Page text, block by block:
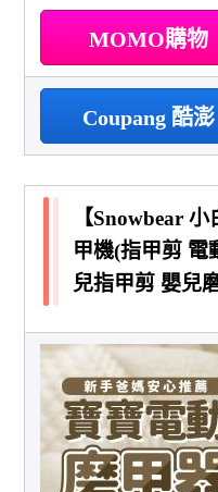
MOMO購物
Coupang 酷澎
【Snowbear
甲機(指甲剪 電
兒指甲剪 嬰兒